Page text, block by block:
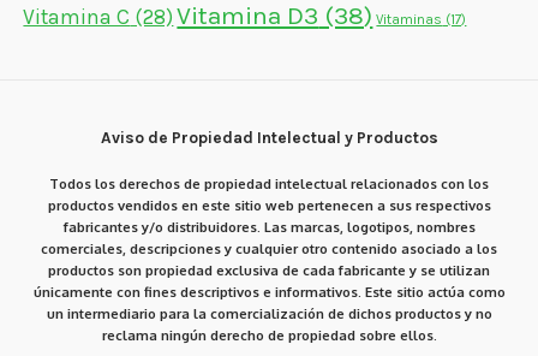
Vitamina C (28) Vitamina D3 (38) Vitaminas (17)
Aviso de Propiedad Intelectual y Productos
Todos los derechos de propiedad intelectual relacionados con los
productos vendidos en este sitio web pertenecen a sus respectivos
fabricantes y/o distribuidores. Las marcas, logotipos, nombres
comerciales, descripciones y cualquier otro contenido asociado a los
productos son propiedad exclusiva de cada fabricante y se utilizan
únicamente con fines descriptivos e informativos. Este sitio actúa como
un intermediario para la comercialización de dichos productos y no
reclama ningún derecho de propiedad sobre ellos.